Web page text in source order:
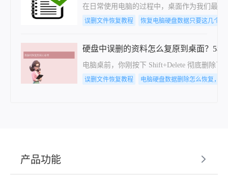
在日常使用电脑的过程中，桌面作为我们最
误删文件恢复教程 恢复电脑硬盘数据只要这几个步
硬盘中误删的资料怎么复原到桌面？5种
电脑桌前，你刚按下 Shift+Delete 彻底删除
误删文件恢复教程 电脑硬盘数据删除怎么恢复，方
产品功能